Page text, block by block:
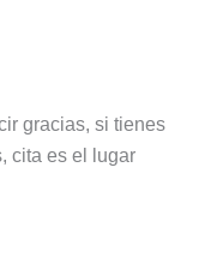
gracias, si tienes
cita es el lugar